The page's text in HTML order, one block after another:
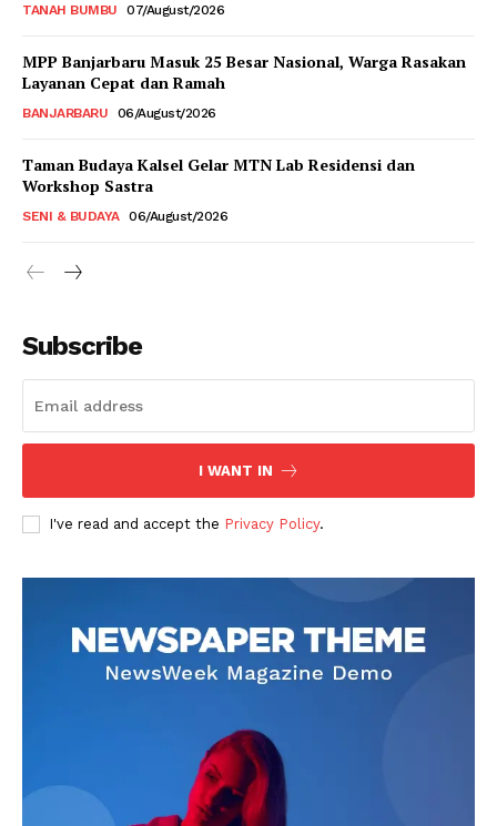
TANAH BUMBU 07/August/2026
MPP Banjarbaru Masuk 25 Besar Nasional, Warga Rasakan
Layanan Cepat dan Ramah
BANJARBARU 06/August/2026
Taman Budaya Kalsel Gelar MTN Lab Residensi dan
Workshop Sastra
SENI & BUDAYA 06/August/2026
Subscribe
I WANT IN
I've read and accept the Privacy Policy.